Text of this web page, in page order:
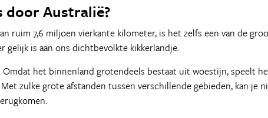
door Australië?
ruim 7,6 miljoen vierkante kilometer, is het zelfs een van de
gelijk is aan ons dichtbevolkte kikkerlandje.
het binnenland grotendeels bestaat uit woestijn, speelt
zulke grote afstanden tussen verschillende gebieden, kan je